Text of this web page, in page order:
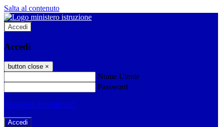
Salta al contenuto
Accedi
Accedi
button close ×
Nome Utente
Password
Password dimenticata?